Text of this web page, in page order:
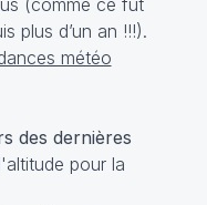
(comme ce fut
plus d’un an !!!).
météo
des dernières
pour la